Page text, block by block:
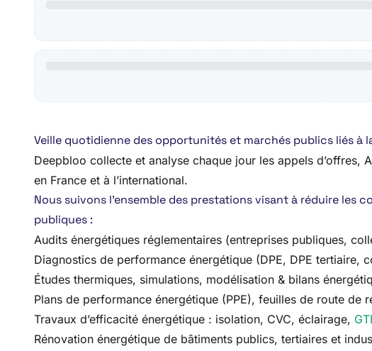
Veille quotidienne des opportunités et marchés publics liés à
Deepbloo collecte et analyse chaque jour les appels d’offres,
en France et à l’international.
Nous suivons l’ensemble des prestations visant à réduire
publiques :
Audits énergétiques réglementaires (entreprises publiques,
Diagnostics de performance énergétique (DPE, DPE tertiaire,
Études thermiques, simulations, modélisation & bilans
Plans de performance énergétique (PPE), feuilles de route de
Travaux d’efficacité énergétique : isolation, CVC, éclairage,
Rénovation énergétique de bâtiments publics, tertiaires et